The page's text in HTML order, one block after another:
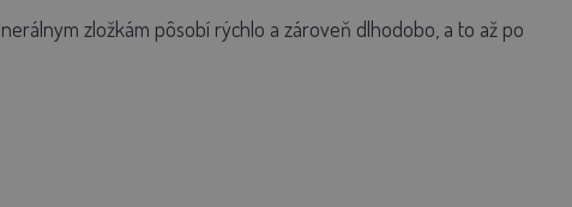
zložkám pôsobí rýchlo a zároveň dlhodobo, a to až po